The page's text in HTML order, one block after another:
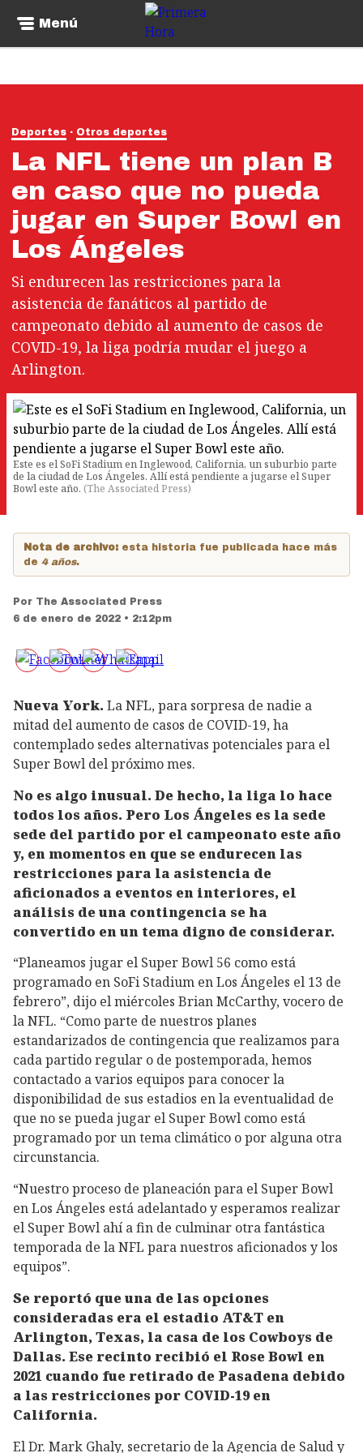
Menú
Deportes Otros deportes
La NFL tiene un plan B
en caso que no pueda
jugar en Super Bowl en
Los Ángeles
Si endurecen las restricciones para la
asistencia de fanáticos al partido de
campeonato debido al aumento de casos de
COVID-19, la liga podría mudar el juego a
Arlington.
Este es el SoFi Stadium en Inglewood, California, un suburbio parte
de la ciudad de Los Ángeles. Allí está pendiente a jugarse el Super
Bowl este año. (The Associated Press)
Nota de archivo: esta historia fue publicada hace más
de 4 años.
Por The Associated Press
6 de enero de 2022 • 2:12pm
Nueva York. La NFL, para sorpresa de nadie a
mitad del aumento de casos de COVID-19, ha
contemplado sedes alternativas potenciales para el
Super Bowl del próximo mes.
No es algo inusual. De hecho, la liga lo hace
todos los años. Pero Los Ángeles es la sede
sede del partido por el campeonato este año
y, en momentos en que se endurecen las
restricciones para la asistencia de
aficionados a eventos en interiores, el
análisis de una contingencia se ha
convertido en un tema digno de considerar.
“Planeamos jugar el Super Bowl 56 como está
programado en SoFi Stadium en Los Ángeles el 13 de
febrero”, dijo el miércoles Brian McCarthy, vocero de
la NFL. “Como parte de nuestros planes
estandarizados de contingencia que realizamos para
cada partido regular o de postemporada, hemos
contactado a varios equipos para conocer la
disponibilidad de sus estadios en la eventualidad de
que no se pueda jugar el Super Bowl como está
programado por un tema climático o por alguna otra
circunstancia.
“Nuestro proceso de planeación para el Super Bowl
en Los Ángeles está adelantado y esperamos realizar
el Super Bowl ahí a fin de culminar otra fantástica
temporada de la NFL para nuestros aficionados y los
equipos”.
Se reportó que una de las opciones
consideradas era el estadio AT&T en
Arlington, Texas, la casa de los Cowboys de
Dallas. Ese recinto recibió el Rose Bowl en
2021 cuando fue retirado de Pasadena debido
a las restricciones por COVID-19 en
California.
El Dr. Mark Ghaly, secretario de la Agencia de Salud y